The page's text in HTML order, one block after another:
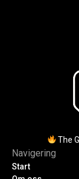
The
Navigering
Start